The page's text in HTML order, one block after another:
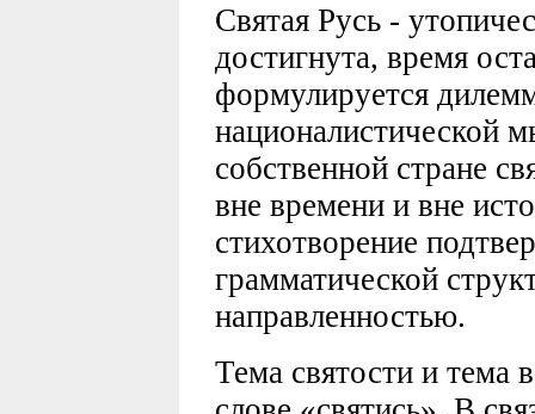
Святая Русь -
достигнута, время
формулируется
националистической
собственной стране
вне времени и вне
стихотворение
грамматической
направленностью.
Тема святости и тема